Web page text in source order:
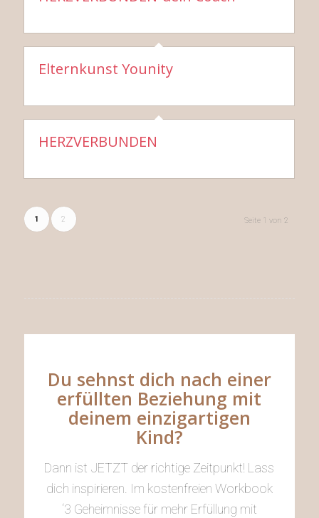
Elternkunst Younity
HERZVERBUNDEN
Seite 1 von 2
1 2
Du sehnst dich nach einer
erfüllten Beziehung mit
deinem einzigartigen
Kind?
Dann ist JETZT der richtige Zeitpunkt! Lass
dich inspirieren. Im kostenfreien Workbook
‘3 Geheimnisse für mehr Erfüllung mit